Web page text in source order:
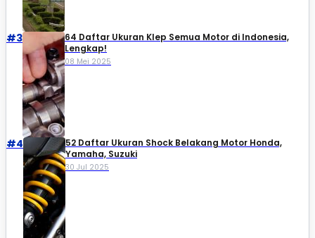
#3
64 Daftar Ukuran Klep Semua Motor di Indonesia,
Lengkap!
08 Mei 2025
#4
52 Daftar Ukuran Shock Belakang Motor Honda,
Yamaha, Suzuki​
30 Jul 2025